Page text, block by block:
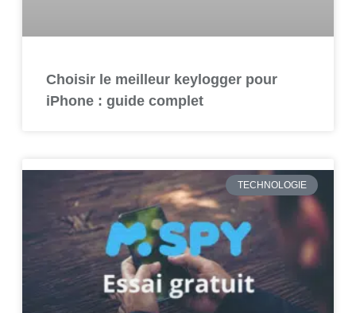
Choisir le meilleur keylogger pour
iPhone : guide complet
TECHNOLOGIE